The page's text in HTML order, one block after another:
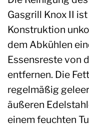
Gasgrill Knox II
Konstruktion
dem Abkühlen
Essensreste von
entfernen. Die
regelmäßig
äußeren
einem feuchten